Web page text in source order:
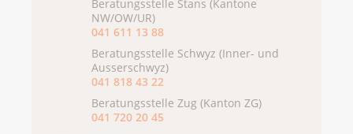
Beratungsstelle Stans (Kantone
NW/OW/UR)
041 611 13 88
Beratungsstelle Schwyz (Inner- und
Ausserschwyz)
041 818 43 22
Beratungsstelle Zug (Kanton ZG)
041 720 20 45